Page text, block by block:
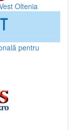
Oltenia
pentru